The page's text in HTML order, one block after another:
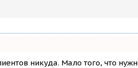
никуда. Мало того, что